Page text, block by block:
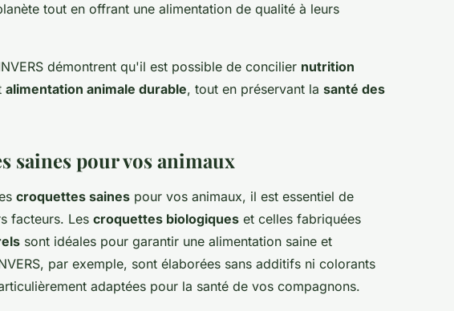
tout en offrant une alimentation de qualité à leurs
démontrent qu'il est possible de concilier nutrition
alimentation animale durable, tout en préservant la santé des
saines pour vos animaux
croquettes saines pour vos animaux, il est essentiel de
facteurs. Les croquettes biologiques et celles fabriquées
sont idéales pour garantir une alimentation saine et
par exemple, sont élaborées sans additifs ni colorants
adaptées pour la santé de vos compagnons.